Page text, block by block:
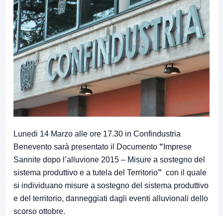
Lunedi 14 Marzo alle ore 17.30 in Confindustria
Benevento sarà presentato il Documento “ Imprese
Sannite dopo l’alluvione 2015 – Misure a sostegno del
sistema produttivo e a tutela del Territorio” con il quale
si individuano misure a sostegno del sistema produttivo
e del territorio, danneggiati dagli eventi alluvionali dello
scorso ottobre.